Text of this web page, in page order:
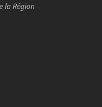
la Région